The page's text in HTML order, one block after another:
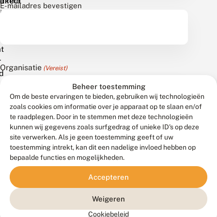
Beheer toestemming
Om de beste ervaringen te bieden, gebruiken wij technologieën
zoals cookies om informatie over je apparaat op te slaan en/of
te raadplegen. Door in te stemmen met deze technologieën
kunnen wij gegevens zoals surfgedrag of unieke ID's op deze
site verwerken. Als je geen toestemming geeft of uw
toestemming intrekt, kan dit een nadelige invloed hebben op
bepaalde functies en mogelijkheden.
Accepteren
Weigeren
Cookiebeleid
in
E-mailadres bevestigen
Organisatie (Vereist)
Houd mij op de hoogte van Kleurkeur (Vereist)
Ja
Verzenden